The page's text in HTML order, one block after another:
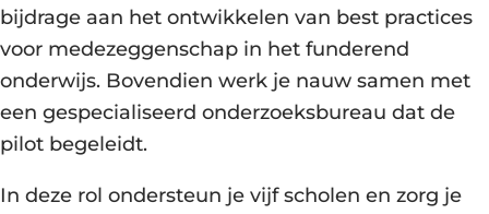
bijdrage aan het ontwikkelen van best practices
voor medezeggenschap in het funderend
onderwijs. Bovendien werk je nauw samen met
een gespecialiseerd onderzoeksbureau dat de
pilot begeleidt.
In deze rol ondersteun je vijf scholen en zorg je